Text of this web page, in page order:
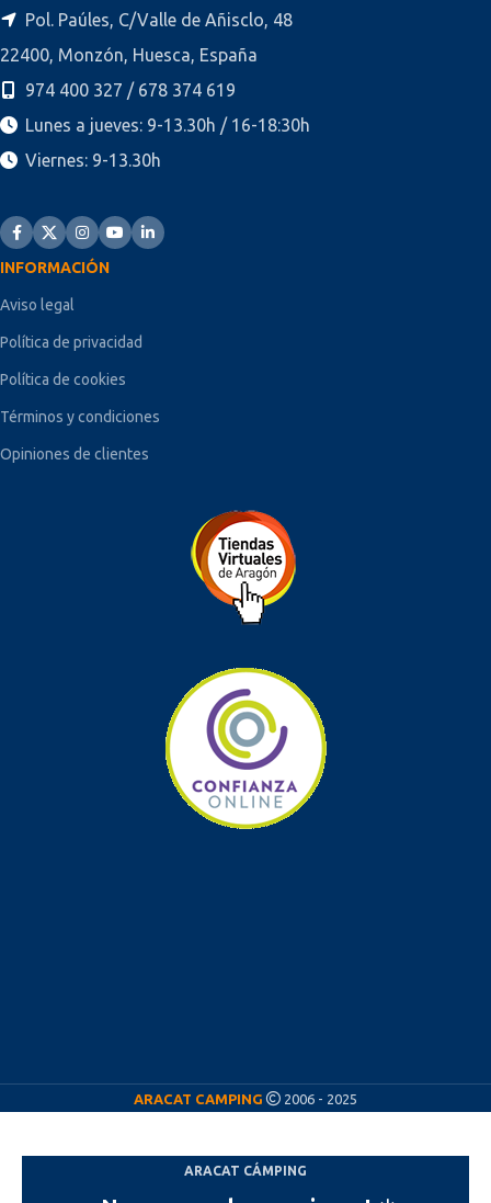
Pol. Paúles, C/Valle de Añisclo, 48
22400, Monzón, Huesca, España
974 400 327 / 678 374 619
Lunes a jueves: 9-13.30h / 16-18:30h
Viernes: 9-13.30h
INFORMACIÓN
Aviso legal
Política de privacidad
Política de cookies
Términos y condiciones
Opiniones de clientes
ARACAT CAMPING 2006 - 2025
ARACAT CÁMPING